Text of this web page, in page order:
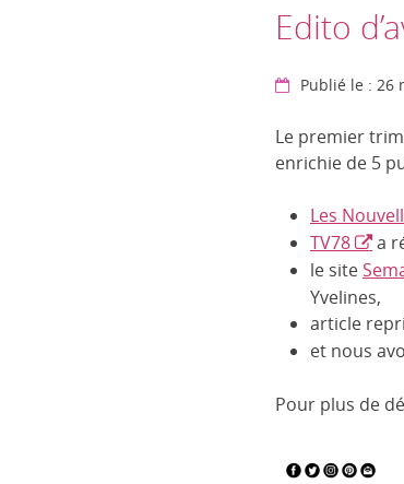
Edito
Publié le : 26
Le premier
enrichie de 5
Les
TV78
a
le site
Yvelines,
article
et nous
Pour plus de